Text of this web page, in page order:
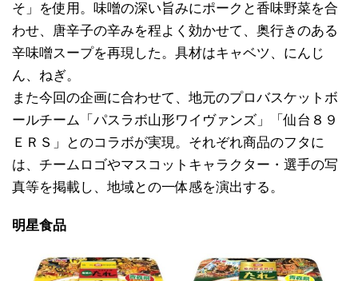
そ」を使用。味噌の深い旨みにポークと香味野菜を合
わせ、唐辛子の辛みを程よく効かせて、奥行きのある
辛味噌スープを再現した。具材はキャベツ、にんじ
ん、ねぎ。
また今回の企画に合わせて、地元のプロバスケットボ
ールチーム「パスラボ山形ワイヴァンズ」「仙台８９
ＥＲＳ」とのコラボが実現。それぞれ商品のフタに
は、チームロゴやマスコットキャラクター・選手の写
真等を掲載し、地域との一体感を演出する。
明星食品